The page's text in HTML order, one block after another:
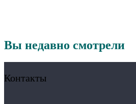
Вы недавно смотрели
Контакты